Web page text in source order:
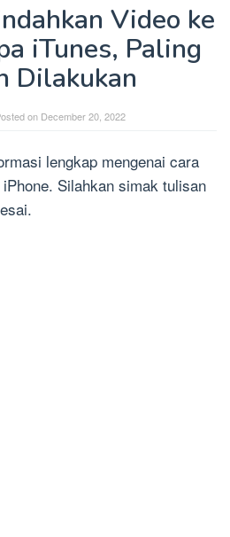
Video ke
iTunes, Paling
Dilakukan
on December 20, 2022
lengkap mengenai cara
Silahkan simak tulisan